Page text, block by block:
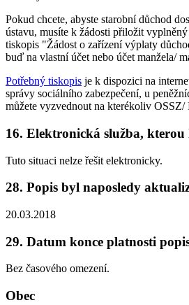
Pokud chcete, abyste starobní důchod
ústavu, musíte k žádosti přiložit
tiskopis "Žádost o zařízení výplaty
buď na vlastní účet nebo účet manžela/
Potřebný tiskopis je k dispozici na
správy sociálního zabezpečení, u
můžete vyzvednout na kterékoliv OSSZ/
16. Elektronická služba, kterou
Tuto situaci nelze řešit elektronicky.
28. Popis byl naposledy
20.03.2018
29. Datum konce platnosti
Bez časového omezení.
Obec